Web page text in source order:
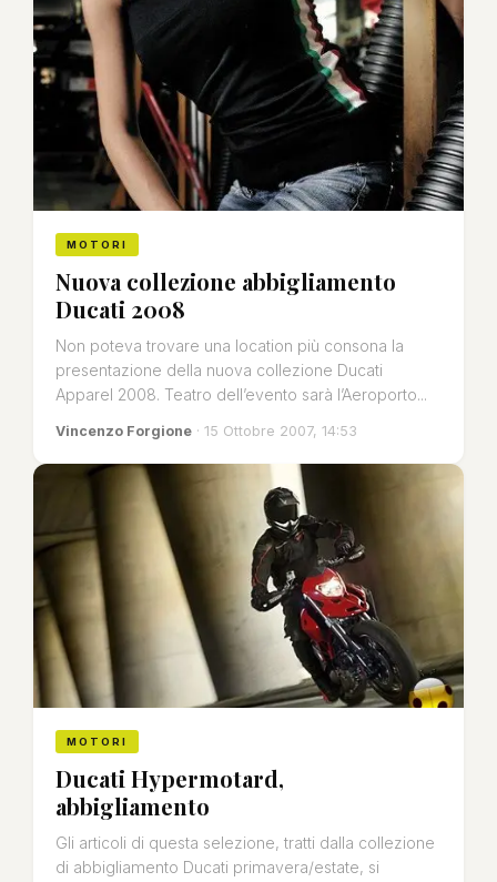
MOTORI
Nuova collezione abbigliamento
Ducati 2008
Non poteva trovare una location più consona la
presentazione della nuova collezione Ducati
Apparel 2008. Teatro dell’evento sarà l’Aeroporto...
Vincenzo Forgione · 15 Ottobre 2007, 14:53
MOTORI
Ducati Hypermotard,
abbigliamento
Gli articoli di questa selezione, tratti dalla collezione
di abbigliamento Ducati primavera/estate, si